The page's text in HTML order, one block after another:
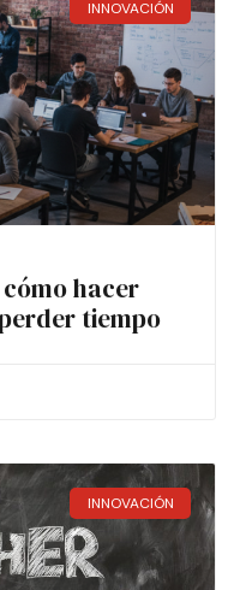
INNOVACIÓN
hacer
tiempo
INNOVACIÓN